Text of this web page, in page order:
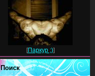
[Паркур ;)]
Поиск